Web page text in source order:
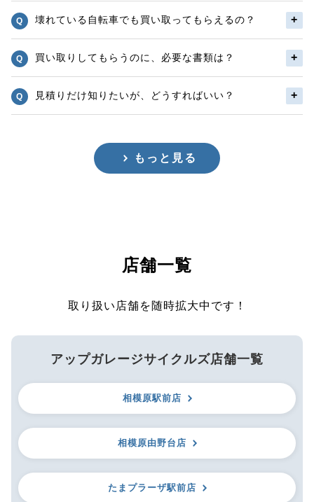
壊れている自転車でも買い取ってもらえるの？
買い取りしてもらうのに、必要な書類は？
見積りだけ知りたいが、どうすればいい？
もっと見る
店舗一覧
取り扱い店舗を随時拡大中です！
アップガレージサイクルズ店舗一覧
相模原駅前店
相模原由野台店
たまプラーザ駅前店